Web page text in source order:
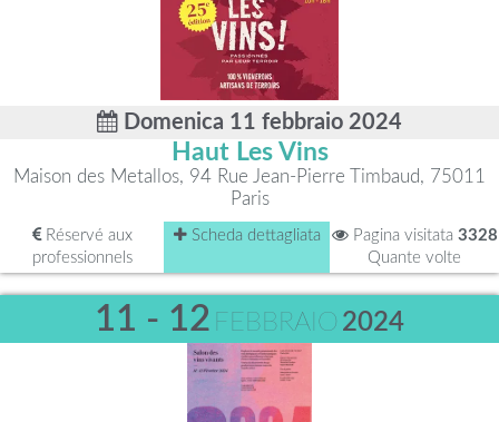
Domenica 11 febbraio 2024
Haut Les Vins
Maison des Metallos, 94 Rue Jean-Pierre Timbaud, 75011
Paris
Réservé aux
professionnels
Scheda dettagliata Pagina visitata 3328
Quante volte
11 - 12 FEBBRAIO 2024